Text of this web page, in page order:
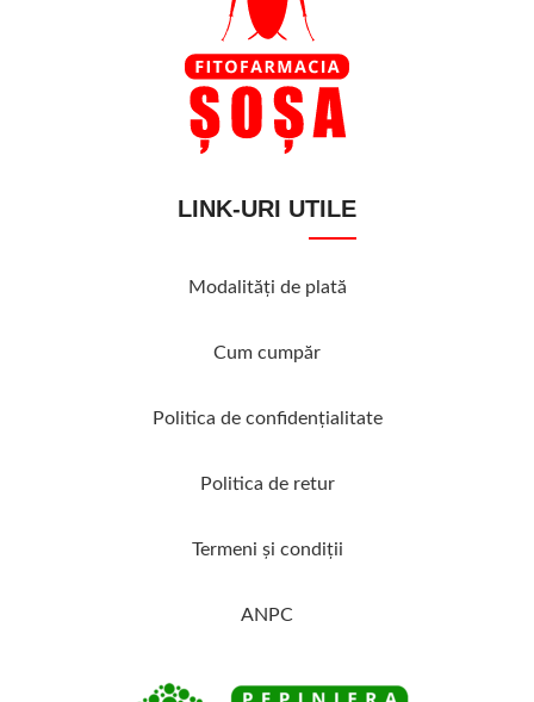
LINK-URI UTILE
Modalităţi de plată
Cum cumpăr
Politica de confidenţialitate
Politica de retur
Termeni şi condiţii
ANPC